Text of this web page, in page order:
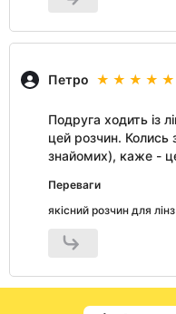
Петро
Подруга ходить із
цей розчин. Колись
знайомих), каже -
Переваги
якісний розчин для лінз